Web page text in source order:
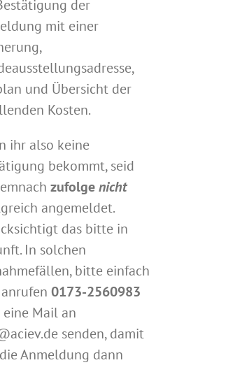
der
mit einer
und Übersicht der
Kosten.
ihr also keine
bekommt, seid
zufolgenicht
angemeldet.
das bitte in
In solchen
bitte einfach
0173-2560983
eine Mail an
senden, damit
Anmeldung dann